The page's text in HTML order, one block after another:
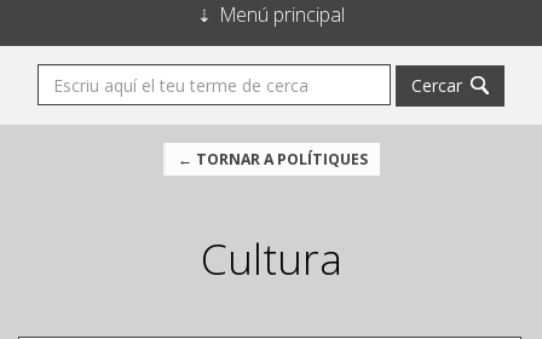
Menú principal
Cercar
← TORNAR A POLÍTIQUES
Cultura